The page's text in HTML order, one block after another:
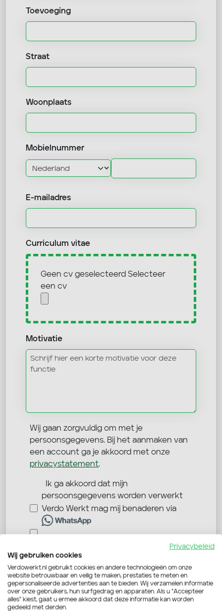
Toevoeging
Straat
Woonplaats
Mobielnummer
E-mailadres
Curriculum vitae
Geen cv geselecteerd Selecteer
een cv
Motivatie
Wij gaan zorgvuldig om met je
persoonsgegevens. Bij het aanmaken van
een account ga je akkoord met onze
privacystatement.
Ik ga akkoord dat mijn
persoonsgegevens worden verwerkt
Verdo Werkt mag mij benaderen via
Verstuur je sollicitatie
Privacybeleid
Wij gebruiken cookies
Verdowerkt.nl gebruikt cookies en andere technologieën om onze
website betrouwbaar en veilig te maken, prestaties te meten en
gepersonaliseerde advertenties aan te bieden. Wij verzamelen informatie
over onze gebruikers, hun surfgedrag en apparaten. Als u “Accepteer
alles” kiest, gaat u ermee akkoord dat deze informatie kan worden
gedeeld met derden.